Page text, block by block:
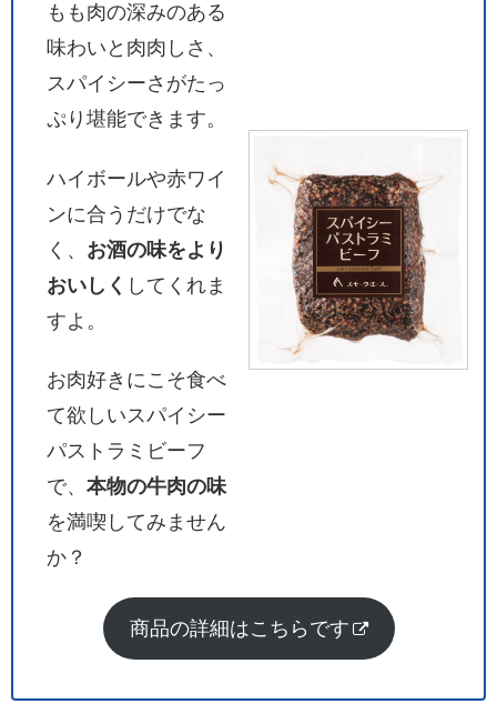
もも肉の深みのある
味わいと肉肉しさ、
スパイシーさがたっ
ぷり堪能できます。
ハイボールや赤ワイ
ンに合うだけでな
く、 お酒の味をより
おいしく してくれま
すよ。
お肉好きにこそ食べ
て欲しいスパイシー
パストラミビーフ
で、本物の牛肉の味
を満喫してみません
か？
商品の詳細はこちらです